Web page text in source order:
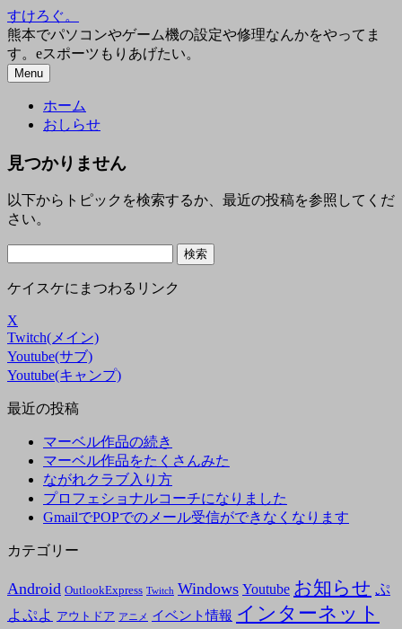
コ
ン
テ
ン
ッ
すけろぐ。
熊本でパソコンやゲーム機の設定や修理なんかをやってま
す。eスポーツもりあげたい。
Menu
ホーム
おしらせ
見つかりません
以下からトピックを検索するか、最近の投稿を参照してくだ
さい。
ケイスケにまつわるリンク
X
Twitch(メイン)
Youtube(サブ)
Youtube(キャンプ)
最近の投稿
マーベル作品の続き
マーベル作品をたくさんみた
ながれクラブ入り方
プロフェショナルコーチになりました
GmailでPOPでのメール受信ができなくなります
カテゴリー
Android OutlookExpress Twitch Windows Youtube お知らせ ぷ
よぷよ
アウトドア アニメ イベント情報 インターネット